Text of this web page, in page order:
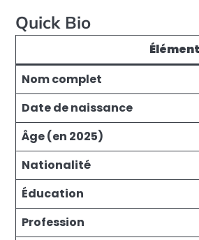
Quick Bio
Élément
Nom complet
Date de naissance
Âge (en 2025)
Nationalité
Éducation
Profession